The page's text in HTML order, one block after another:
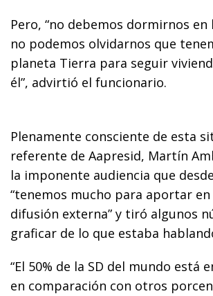
Pero, “no debemos dormirnos
no podemos olvidarnos que
planeta Tierra para seguir
él”, advirtió el funcionario.
Plenamente consciente de esta
referente de Aapresid, Martín
la imponente audiencia que
“tenemos mucho para aportar en
difusión externa” y tiró algunos
graficar de lo que estaba
“El 50% de la SD del mundo está
en comparación con otros